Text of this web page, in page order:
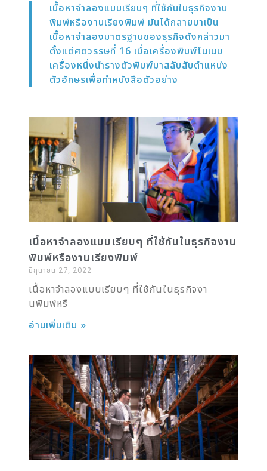
เนื้อหาจำลองแบบเรียบๆ ที่ใช้กันในธุรกิจงาน
พิมพ์หรืองานเรียงพิมพ์ มันได้กลายมาเป็น
เนื้อหาจำลองมาตรฐานของธุรกิจดังกล่าวมา
ตั้งแต่ศตวรรษที่ 16 เมื่อเครื่องพิมพ์โนเนม
เครื่องหนึ่งนำรางตัวพิมพ์มาสลับสับตำแหน่ง
ตัวอักษรเพื่อทำหนังสือตัวอย่าง
เนื้อหาจำลองแบบเรียบๆ ที่ใช้กันในธุรกิจงาน
พิมพ์หรืองานเรียงพิมพ์
มิถุนายน 27, 2022
เนื้อหาจำลองแบบเรียบๆ ที่ใช้กันในธุรกิจงา
นพิมพ์หรื
อ่านเพิ่มเติม »